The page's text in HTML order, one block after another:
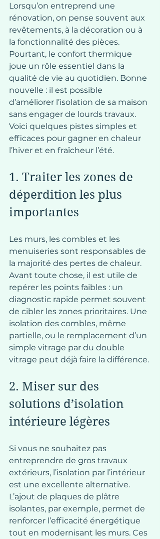
Lorsqu’on entreprend une
rénovation, on pense souvent aux
revêtements, à la décoration ou à
la fonctionnalité des pièces.
Pourtant, le confort thermique
joue un rôle essentiel dans la
qualité de vie au quotidien. Bonne
nouvelle : il est possible
d’améliorer l’isolation de sa maison
sans engager de lourds travaux.
Voici quelques pistes simples et
efficaces pour gagner en chaleur
l’hiver et en fraîcheur l’été.
1. Traiter les zones de
déperdition les plus
importantes
Les murs, les combles et les
menuiseries sont responsables de
la majorité des pertes de chaleur.
Avant toute chose, il est utile de
repérer les points faibles : un
diagnostic rapide permet souvent
de cibler les zones prioritaires. Une
isolation des combles, même
partielle, ou le remplacement d’un
simple vitrage par du double
vitrage peut déjà faire la différence.
2. Miser sur des
solutions d’isolation
intérieure légères
Si vous ne souhaitez pas
entreprendre de gros travaux
extérieurs, l’isolation par l’intérieur
est une excellente alternative.
L’ajout de plaques de plâtre
isolantes, par exemple, permet de
renforcer l’efficacité énergétique
tout en modernisant les murs. Ces